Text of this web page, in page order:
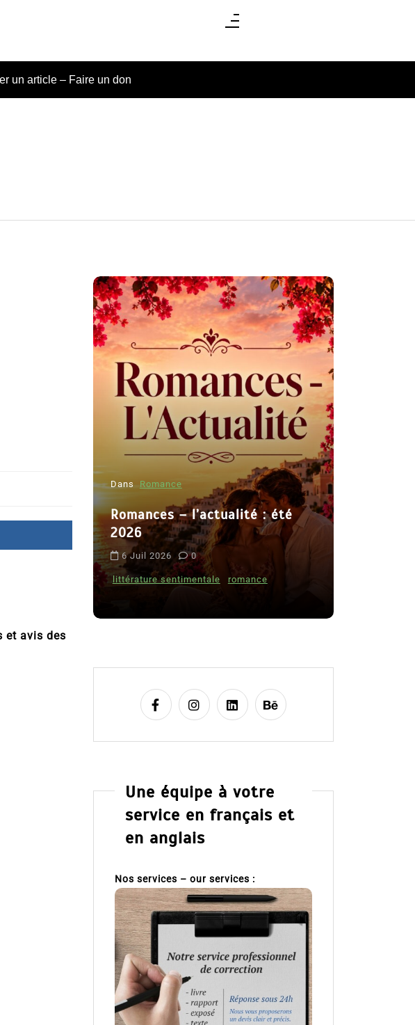
un article – Faire un don
et avis des
Dans Romance
Romances – l’actualité : été
2026
6 Juil 2026 0
littérature sentimentale romance
Une équipe à votre
service en français et
en anglais
Nos services – our services :